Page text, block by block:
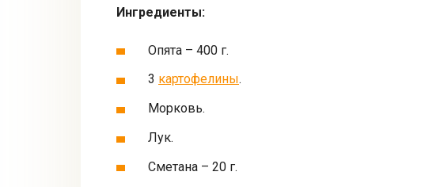
Ингредиенты:
Опята – 400 г.
3 картофелины.
Морковь.
Лук.
Сметана – 20 г.